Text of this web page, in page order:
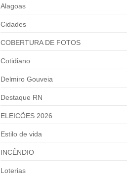
Alagoas
Cidades
COBERTURA DE FOTOS
Cotidiano
Delmiro Gouveia
Destaque RN
ELEICÕES 2026
Estilo de vida
INCÊNDIO
Loterias